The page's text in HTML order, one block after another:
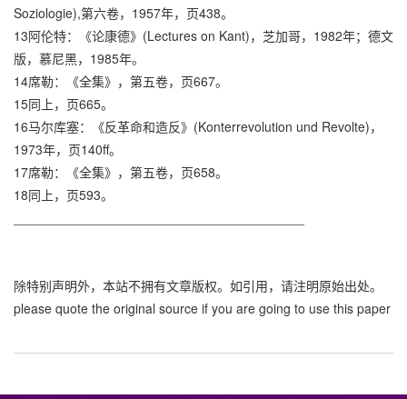
Soziologie),第六卷，1957年，页438。
13阿伦特：《论康德》(Lectures on Kant)，芝加哥，1982年；德文
版，慕尼黑，1985年。
14席勒：《全集》，第五卷，页667。
15同上，页665。
16马尔库塞：《反革命和造反》(Konterrevolution und Revolte)，
1973年，页140ff。
17席勒：《全集》，第五卷，页658。
18同上，页593。
除特别声明外，本站不拥有文章版权。如引用，请注明原始出处。
please quote the original source if you are going to use this paper